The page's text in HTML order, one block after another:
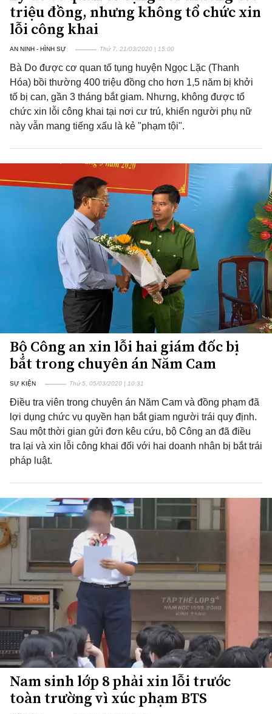
triệu đồng, nhưng không tổ chức xin
lỗi công khai
AN NINH - HÌNH SỰ Thứ 7, 21/03/2020 | 15:00
Bà Do được cơ quan tố tụng huyện Ngọc Lặc (Thanh
Hóa) bồi thường 400 triệu đồng cho hơn 1,5 năm bị khởi
tố bị can, gần 3 tháng bắt giam. Nhưng, không được tổ
chức xin lỗi công khai tại nơi cư trú, khiến người phụ nữ
này vẫn mang tiếng xấu là kẻ "phạm tội".
Bộ Công an xin lỗi hai giám đốc bị
bắt trong chuyên án Năm Cam
SỰ KIỆN Thứ 5, 05/03/2020 | 10:31
Điều tra viên trong chuyên án Năm Cam và đồng phạm đã
lợi dụng chức vụ quyền hạn bắt giam người trái quy định.
Sau một thời gian gửi đơn kêu cứu, bộ Công an đã điều
tra lại và xin lỗi công khai đối với hai doanh nhân bị bắt trái
pháp luật.
Nam sinh lớp 8 phải xin lỗi trước
toàn trường vì xúc phạm BTS